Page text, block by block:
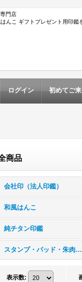
門店
んこ ギフトプレゼント用印鑑
ログイン 初めてご
商品
会社印（法人印鑑）
和風はんこ
純チタン印鑑
スタンプ・パッド・朱肉・印泥
表示数: